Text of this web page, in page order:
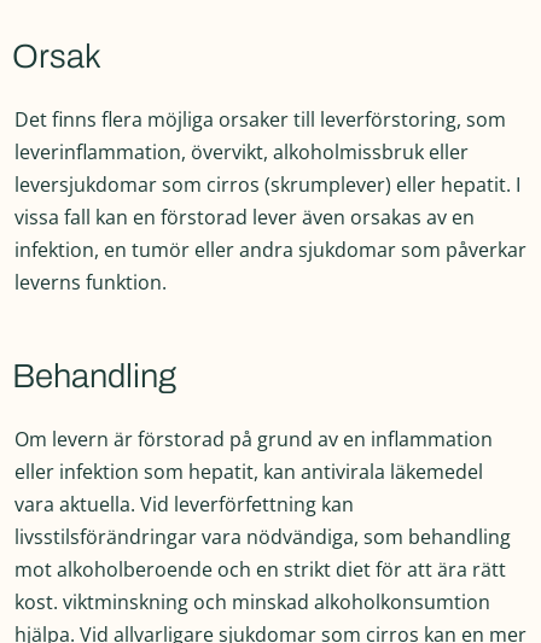
Orsak
Det finns flera möjliga orsaker till leverförstoring, som
leverinflammation, övervikt, alkoholmissbruk eller
leversjukdomar som cirros (skrumplever) eller hepatit. I
vissa fall kan en förstorad lever även orsakas av en
infektion, en tumör eller andra sjukdomar som påverkar
leverns funktion.
Behandling
Om levern är förstorad på grund av en inflammation
eller infektion som hepatit, kan antivirala läkemedel
vara aktuella. Vid leverförfettning kan
livsstilsförändringar vara nödvändiga, som behandling
mot alkoholberoende och en strikt diet för att ära rätt
kost. viktminskning och minskad alkoholkonsumtion
hjälpa. Vid allvarligare sjukdomar som cirros kan en mer